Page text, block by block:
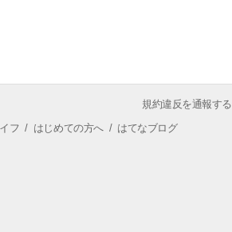
規約違反を通報する
フ / はじめての方へ/ はてなブログ